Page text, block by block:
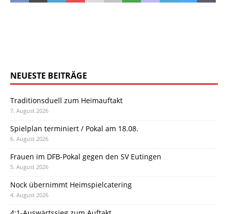
NEUESTE BEITRÄGE
Traditionsduell zum Heimauftakt
7. August 2026
Spielplan terminiert / Pokal am 18.08.
6. August 2026
Frauen im DFB-Pokal gegen den SV Eutingen
5. August 2026
Nock übernimmt Heimspielcatering
4. August 2026